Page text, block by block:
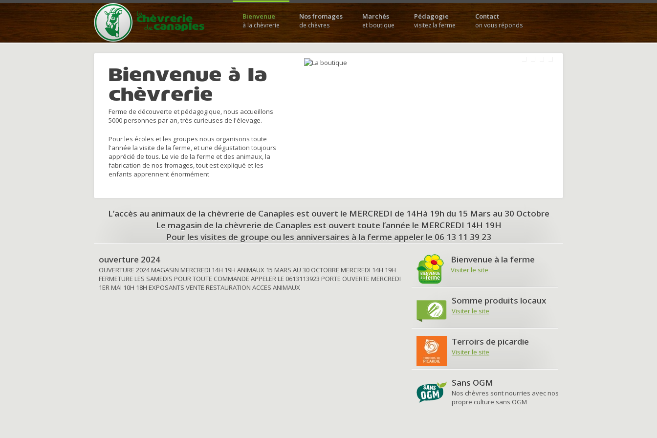
Bienvenue
à la chèvrerie
Nos fromages
de chèvres
Marchés
et boutique
Pédagogie
visitez la ferme
Contact
on vous réponds
Bienvenue à la
chèvrerie
Ferme de découverte et pédagogique, nous accueillons
5000 personnes par an, trés curieuses de l'élevage.
Pour les écoles et les groupes nous organisons toute
l'année la visite de la ferme, et une dégustation toujours
apprécié de tous. Le vie de la ferme et des animaux, la
fabrication de nos fromages, tout est expliqué et les
enfants apprennent énormément
L’accès au animaux de la chèvrerie de Canaples est ouvert le MERCREDI de 14Hà 19h du 15 Mars au 30 Octobre
Le magasin de la chèvrerie de Canaples est ouvert toute l’année le MERCREDI 14H 19H
Pour les visites de groupe ou les anniversaires à la ferme appeler le 06 13 11 39 23
ouverture 2024
OUVERTURE 2024 MAGASIN MERCREDI 14H 19H ANIMAUX 15 MARS AU 30 OCTOBRE MERCREDI 14H 19H
FERMETURE LES SAMEDIS POUR TOUTE COMMANDE APPELER LE 0613113923 PORTE OUVERTE MERCREDI
1ER MAI 10H 18H EXPOSANTS VENTE RESTAURATION ACCES ANIMAUX
Bienvenue à la ferme
Visiter le site
Somme produits locaux
Visiter le site
Terroirs de picardie
Visiter le site
Sans OGM
Nos chèvres sont nourries avec nos
propre culture sans OGM